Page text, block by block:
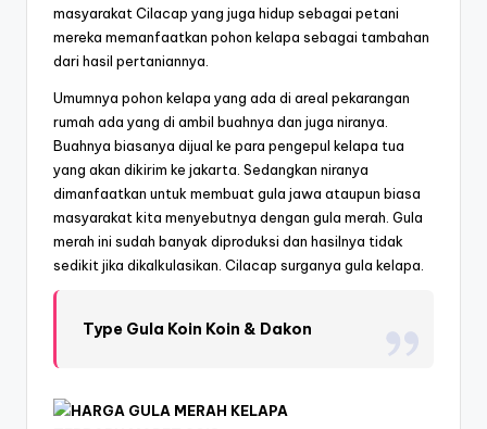
masyarakat Cilacap yang juga hidup sebagai petani
mereka memanfaatkan pohon kelapa sebagai tambahan
dari hasil pertaniannya.
Umumnya pohon kelapa yang ada di areal pekarangan
rumah ada yang di ambil buahnya dan juga niranya.
Buahnya biasanya dijual ke para pengepul kelapa tua
yang akan dikirim ke jakarta. Sedangkan niranya
dimanfaatkan untuk membuat gula jawa ataupun biasa
masyarakat kita menyebutnya dengan gula merah. Gula
merah ini sudah banyak diproduksi dan hasilnya tidak
sedikit jika dikalkulasikan. Cilacap surganya gula kelapa.
Type Gula Koin Koin & Dakon